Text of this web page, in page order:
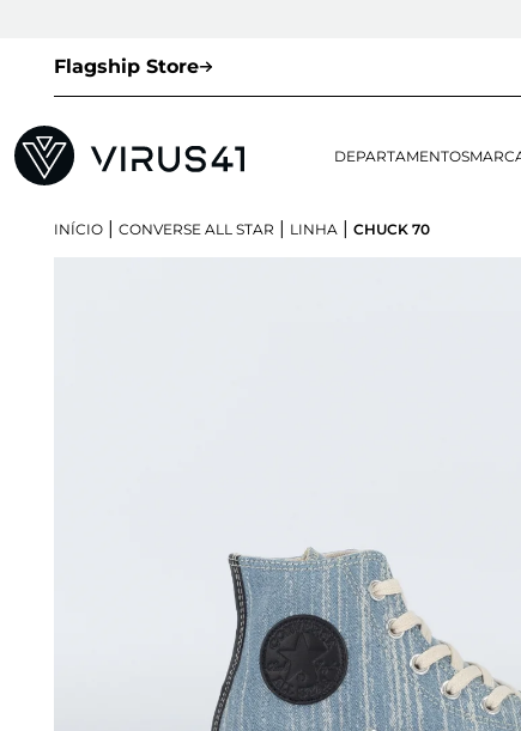
Flagship Store
DEPARTAMENTOS
INÍCIO | CONVERSE ALL STAR | LINHA | CHUCK 70